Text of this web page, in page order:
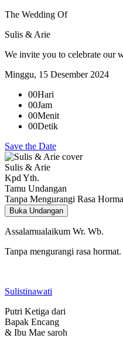
The Wedding Of
Sulis & Arie
We invite you to celebrate our
Minggu, 15 Desember 2024
00Hari
00Jam
00Menit
00Detik
Save the Date
Sulis & Arie
Kpd Yth.
Tamu Undangan
Tanpa Mengurangi Rasa
Buka Undangan
Assalamualaikum Wr. Wb.
Tanpa mengurangi rasa
Sulistinawati
Putri Ketiga dari
Bapak Encang
& Ibu Mae saroh